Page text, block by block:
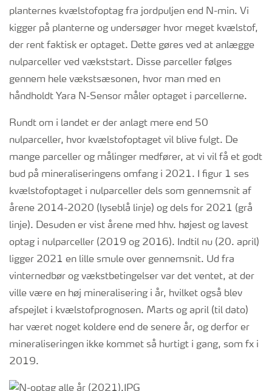
planternes kvælstofoptag fra jordpuljen end N-min. Vi
kigger på planterne og undersøger hvor meget kvælstof,
der rent faktisk er optaget. Dette gøres ved at anlægge
nulparceller ved vækststart. Disse parceller følges
gennem hele vækstsæsonen, hvor man med en
håndholdt Yara N-Sensor måler optaget i parcellerne.
Rundt om i landet er der anlagt mere end 50
nulparceller, hvor kvælstofoptaget vil blive fulgt. De
mange parceller og målinger medfører, at vi vil få et godt
bud på mineraliseringens omfang i 2021. I figur 1 ses
kvælstofoptaget i nulparceller dels som gennemsnit af
årene 2014-2020 (lyseblå linje) og dels for 2021 (grå
linje). Desuden er vist årene med hhv. højest og lavest
optag i nulparceller (2019 og 2016). Indtil nu (20. april)
ligger 2021 en lille smule over gennemsnit. Ud fra
vinternedbør og vækstbetingelser var det ventet, at der
ville være en høj mineralisering i år, hvilket også blev
afspejlet i kvælstofprognosen. Marts og april (til dato)
har været noget koldere end de senere år, og derfor er
mineraliseringen ikke kommet så hurtigt i gang, som fx i
2019.